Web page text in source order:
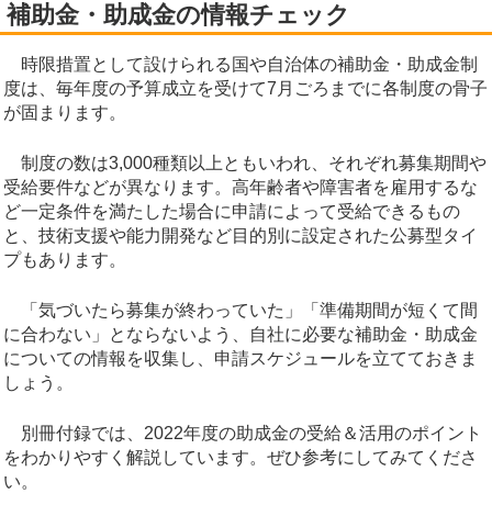
補助金・助成金の情報チェック
時限措置として設けられる国や自治体の補助金・助成金制
度は、毎年度の予算成立を受けて7月ごろまでに各制度の骨子
が固まります。
制度の数は3,000種類以上ともいわれ、それぞれ募集期間や
受給要件などが異なります。高年齢者や障害者を雇用するな
ど一定条件を満たした場合に申請によって受給できるもの
と、技術支援や能力開発など目的別に設定された公募型タイ
プもあります。
「気づいたら募集が終わっていた」「準備期間が短くて間
に合わない」とならないよう、自社に必要な補助金・助成金
についての情報を収集し、申請スケジュールを立てておきま
しょう。
別冊付録では、2022年度の助成金の受給＆活用のポイント
をわかりやすく解説しています。ぜひ参考にしてみてくださ
い。